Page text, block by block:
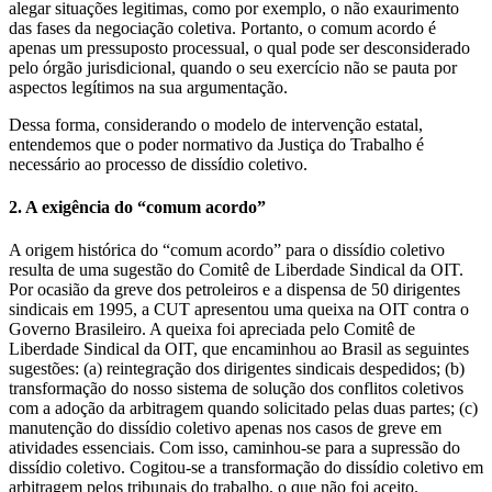
alegar situações legitimas, como por exemplo, o não exaurimento
das fases da negociação coletiva. Portanto, o comum acordo é
apenas um pressuposto processual, o qual pode ser desconsiderado
pelo órgão jurisdicional, quando o seu exercício não se pauta por
aspectos legítimos na sua argumentação.
Dessa forma, considerando o modelo de intervenção estatal,
entendemos que o poder normativo da Justiça do Trabalho é
necessário ao processo de dissídio coletivo.
2. A exigência do “comum acordo”
A origem histórica do “comum acordo” para o dissídio coletivo
resulta de uma sugestão do Comitê de Liberdade Sindical da OIT.
Por ocasião da greve dos petroleiros e a dispensa de 50 dirigentes
sindicais em 1995, a CUT apresentou uma queixa na OIT contra o
Governo Brasileiro. A queixa foi apreciada pelo Comitê de
Liberdade Sindical da OIT, que encaminhou ao Brasil as seguintes
sugestões: (a) reintegração dos dirigentes sindicais despedidos; (b)
transformação do nosso sistema de solução dos conflitos coletivos
com a adoção da arbitragem quando solicitado pelas duas partes; (c)
manutenção do dissídio coletivo apenas nos casos de greve em
atividades essenciais. Com isso, caminhou-se para a supressão do
dissídio coletivo. Cogitou-se a transformação do dissídio coletivo em
arbitragem pelos tribunais do trabalho, o que não foi aceito.